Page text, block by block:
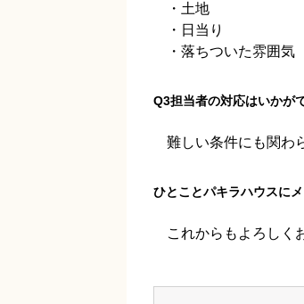
・土地
・日当り
・落ちついた雰囲気
Q3担当者の対応はいかが
難しい条件にも関わ
ひとことパキラハウスにメ
これからもよろしく